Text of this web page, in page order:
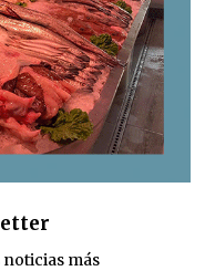
más